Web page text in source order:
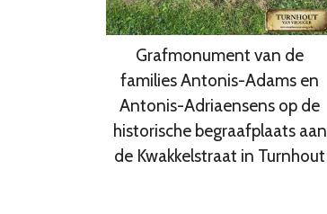
Grafmonument van de
families Antonis-Adams en
Antonis-Adriaensens op de
historische begraafplaats aan
de Kwakkelstraat in Turnhout